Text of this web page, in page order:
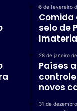
6 de fevereiro
Comida
selo de
28 de janeiro
Países
novos
31 de